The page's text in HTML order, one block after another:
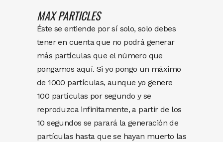
MAXPARTICLES
Éste se entiende por sí solo, solo debes
tener en cuenta que no podrá generar
más partículas que el número que
pongamos aquí. Si yo pongo un máximo
de 1000 partículas, aunque yo genere
100 partículas por segundo y se
reproduzca infinitamente, a partir de los
10 segundos se parará la generación de
partículas hasta que se hayan muerto las